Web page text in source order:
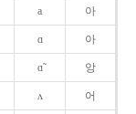
a 아
ɑ 아
ɑ̃ 앙
ʌ 어